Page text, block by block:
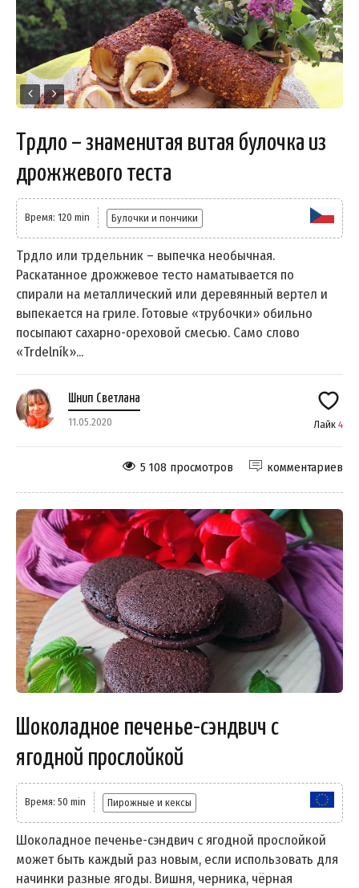
Трдло – знаменитая витая булочка из
дрожжевого теста
Время: 120 min Булочки и пончики
Трдло или трдельник – выпечка необычная.
Раскатанное дрожжевое тесто наматывается по
спирали на металлический или деревянный вертел и
выпекается на гриле. Готовые «трубочки» обильно
посыпают сахарно-ореховой смесью. Само слово
«Trdelník»...
Шнип Светлана
11.05.2020 Лайк 4
комментариев
5 108 просмотров
Шоколадное печенье-сэндвич с
ягодной прослойкой
Время: 50 min Пирожные и кексы
Шоколадное печенье-сэндвич с ягодной прослойкой
может быть каждый раз новым, если использовать для
начинки разные ягоды. Вишня, черника, чёрная